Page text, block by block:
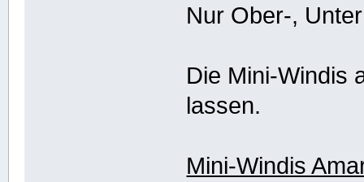
Nur Ober-,
Die Mini-Windis
lassen.
Mini-Windis